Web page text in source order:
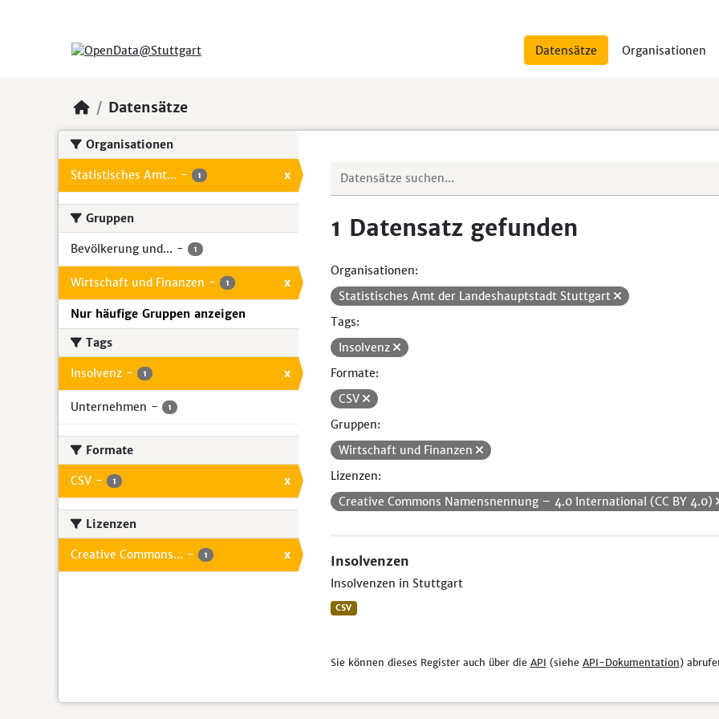
Datensätze Organisationen
Datensätze
Organisationen
Statistisches Amt... - 1 x
Gruppen
Bevölkerung und... - 1
Wirtschaft und Finanzen - 1 x
Nur häufige Gruppen anzeigen
Tags
Insolvenz - 1 x
Unternehmen - 1
Formate
CSV - 1 x
Lizenzen
Creative Commons... - 1 x
1 Datensatz gefunden
Organisationen:
Statistisches Amt der Landeshauptstadt Stuttgart
Tags:
Insolvenz
Formate:
CSV
Gruppen:
Wirtschaft und Finanzen
Lizenzen:
Creative Commons Namensnennung – 4.0 International (CC BY 4.0)
Insolvenzen
Insolvenzen in Stuttgart
CSV
Sie können dieses Register auch über die API (siehe API-Dokumentation)